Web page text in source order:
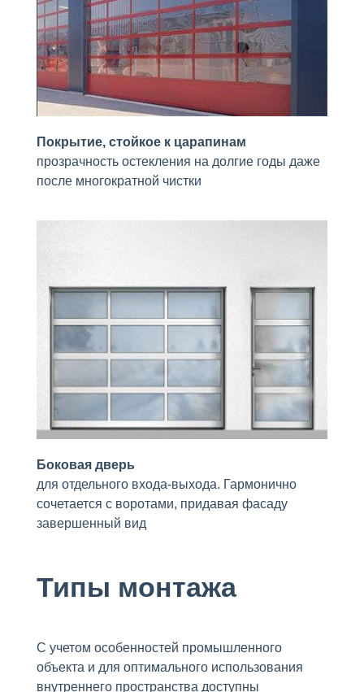
Покрытие, стойкое к царапинам
прозрачность остекления на долгие годы даже
после многократной чистки
Боковая дверь
для отдельного входа-выхода. Гармонично
сочетается с воротами, придавая фасаду
завершенный вид
Типы монтажа
С учетом особенностей промышленного
объекта и для оптимального использования
внутреннего пространства доступны